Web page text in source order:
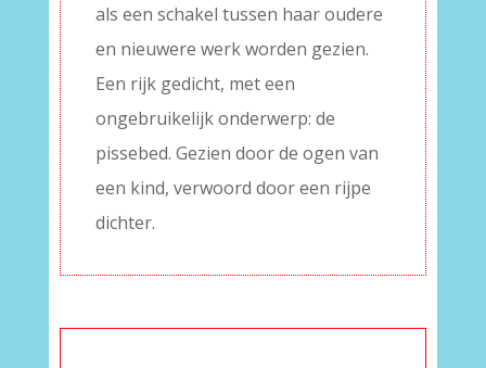
als een schakel tussen haar oudere
en nieuwere werk worden gezien.
Een rijk gedicht, met een
ongebruikelijk onderwerp: de
pissebed. Gezien door de ogen van
een kind, verwoord door een rijpe
dichter.